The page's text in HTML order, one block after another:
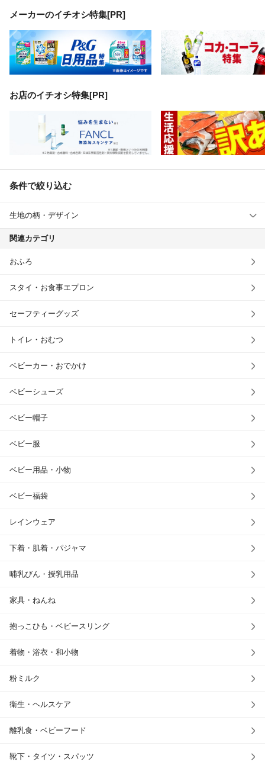
メーカーのイチオシ特集[PR]
お店のイチオシ特集[PR]
条件で絞り込む
生地の柄・デザイン
関連カテゴリ
おふろ
スタイ・お食事エプロン
セーフティーグッズ
トイレ・おむつ
ベビーカー・おでかけ
ベビーシューズ
ベビー帽子
ベビー服
ベビー用品・小物
ベビー福袋
レインウェア
下着・肌着・パジャマ
哺乳びん・授乳用品
家具・ねんね
抱っこひも・ベビースリング
着物・浴衣・和小物
粉ミルク
衛生・ヘルスケア
離乳食・ベビーフード
靴下・タイツ・スパッツ